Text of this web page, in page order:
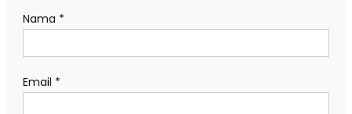
Nama *
Email *